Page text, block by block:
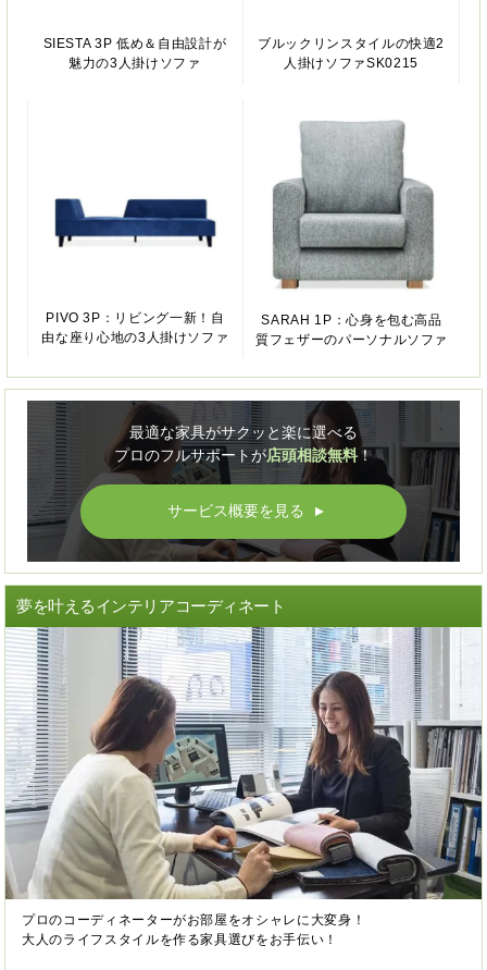
SIESTA 3P 低め＆自由設計が
魅力の3人掛けソファ
ブルックリンスタイルの快適2
人掛けソファSK0215
PIVO 3P：リビング一新！自
由な座り心地の3人掛けソファ
SARAH 1P：心身を包む高品
質フェザーのパーソナルソファ
最適な家具がサクッと楽に選べる
プロのフルサポートが店頭相談無料！
サービス概要を見る ▲
夢を叶えるインテリアコーディネート
プロのコーディネーターがお部屋をオシャレに大変身！
大人のライフスタイルを作る家具選びをお手伝い！